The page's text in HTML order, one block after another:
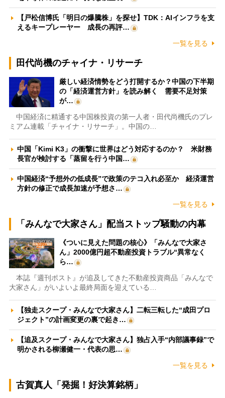
【戸松信博氏「明日の爆騰株」を探せ】TDK：AIインフラを支
えるキープレーヤー 成長の再評…
一覧を見る
田代尚機のチャイナ・リサーチ
厳しい経済情勢をどう打開するか？中国の下半期
の「経済運営方針」を読み解く 需要不足対策
が…
中国経済に精通する中国株投資の第一人者・田代尚機氏のプレ
ミアム連載「チャイナ・リサーチ」。中国の…
中国「Kimi K3」の衝撃に世界はどう対応するのか？ 米財務
長官が検討する「蒸留を行う中国…
中国経済“予想外の低成長”で政策のテコ入れ必至か 経済運営
方針の修正で成長加速が予想さ…
一覧を見る
「みんなで大家さん」配当ストップ騒動の内幕
《ついに見えた問題の核心》「みんなで大家さ
ん」2000億円超不動産投資トラブル“異常なく
ら…
本誌『週刊ポスト』が追及してきた不動産投資商品「みんなで
大家さん」がいよいよ最終局面を迎えている…
【独走スクープ・みんなで大家さん】二転三転した“成田プロ
ジェクト”の計画変更の裏で起き…
【追及スクープ・みんなで大家さん】独占入手“内部議事録”で
明かされる柳瀬健一・代表の思…
一覧を見る
古賀真人「発掘！好決算銘柄」